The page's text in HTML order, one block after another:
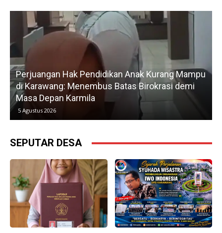
Perjuangan Hak Pendidikan Anak Kurang Mampu
di Karawang: Menembus Batas Birokrasi demi
Masa Depan Karmila
5 Agustus 2026
SEPUTAR DESA